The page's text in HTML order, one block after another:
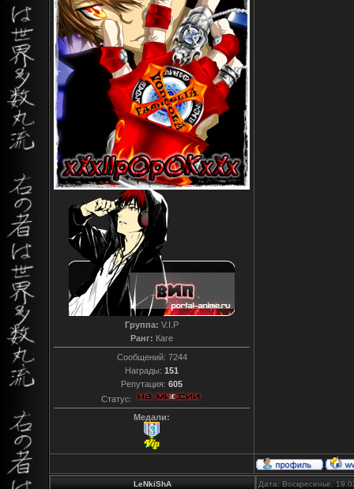
Группа: V.I.P
Ранг: Каге
Сообщений: 7244
Награды: 151
Репутация: 605
Статус:
Медали:
LeNkiShA Дата: Воскресенье,